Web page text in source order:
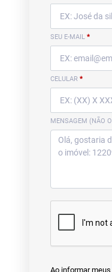
SEU E-MAIL *
CELULAR *
MENSAGEM (NÃO
Ao informar